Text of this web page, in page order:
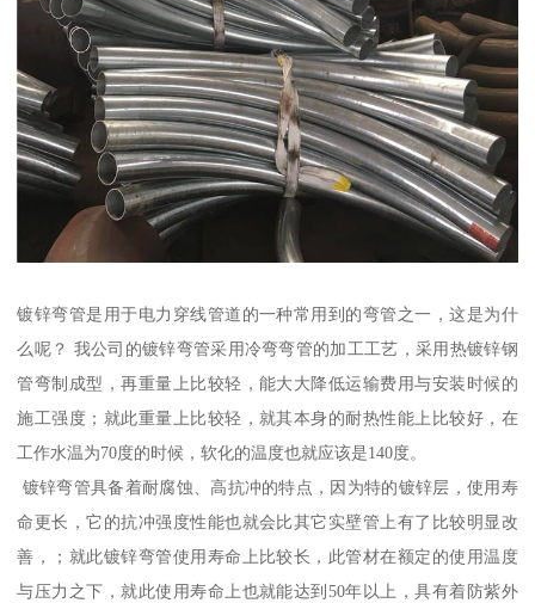
镀锌弯管是用于电力穿线管道的一种常用到的弯管之一，这是为什
么呢？ 我公司的镀锌弯管采用冷弯弯管的加工工艺，采用热镀锌钢
管弯制成型，再重量上比较轻，能大大降低运输费用与安装时候的
施工强度；就此重量上比较轻，就其本身的耐热性能上比较好，在
工作水温为70度的时候，软化的温度也就应该是140度。
镀锌弯管具备着耐腐蚀、高抗冲的特点，因为特的镀锌层，使用寿
命更长，它的抗冲强度性能也就会比其它实壁管上有了比较明显改
善，；就此镀锌弯管使用寿命上比较长，此管材在额定的使用温度
与压力之下，就此使用寿命上也就能达到50年以上，具有着防紫外